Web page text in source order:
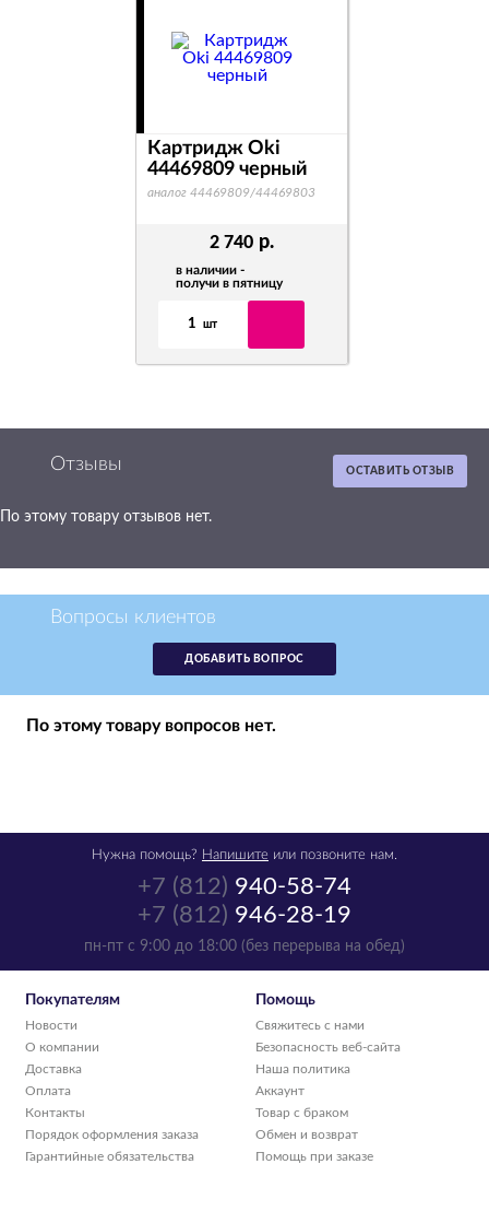
2 740 р.
в наличии -
получи в пятницу
1 шт
Картридж Oki
44469809 черный
аналог 44469809/44469803
ОСТАВИТЬ ОТЗЫВ
Отзывы
По этому товару отзывов нет.
ДОБАВИТЬ ВОПРОС
Вопросы клиентов
По этому товару вопросов нет.
+7 (812) 940-58-74
+7 (812) 946-28-19
пн-пт с 9:00 до 18:00 (без перерыва на обед)
Нужна помощь? Напишите или позвоните нам.
Покупателям
Новости
О компании
Доставка
Оплата
Контакты
Порядок оформления заказа
Гарантийные обязательства
Помощь
Свяжитесь с нами
Безопасность веб-сайта
Наша политика
Аккаунт
Товар с браком
Обмен и возврат
Помощь при заказе